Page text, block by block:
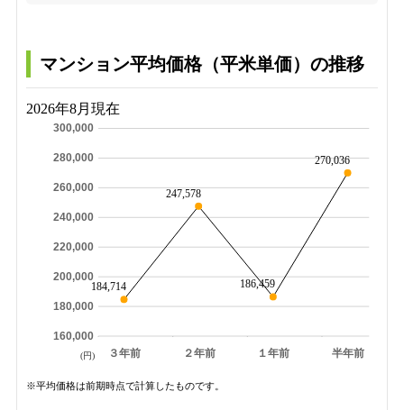
マンション平均価格（平米単価）の推移
2026年8月現在
３年前 ２年前 １年前 半年前
160,000
180,000
200,000
220,000
240,000
260,000
280,000
300,000
184,714
247,578
186,459
270,036
(円)
※平均価格は前期時点で計算したものです。